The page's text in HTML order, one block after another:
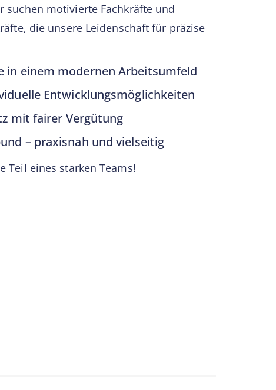
suchen motivierte Fachkräfte und
die unsere Leidenschaft für präzise
in einem modernen Arbeitsumfeld
Entwicklungsmöglichkeiten
mit fairer Vergütung
– praxisnah und vielseitig
Teil eines starken Teams!